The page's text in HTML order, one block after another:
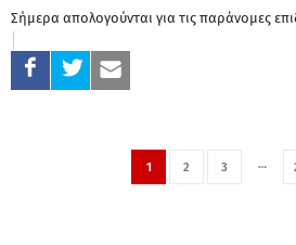
Σήμερα απολογούνται για τις παράνομες
1 2 3 …